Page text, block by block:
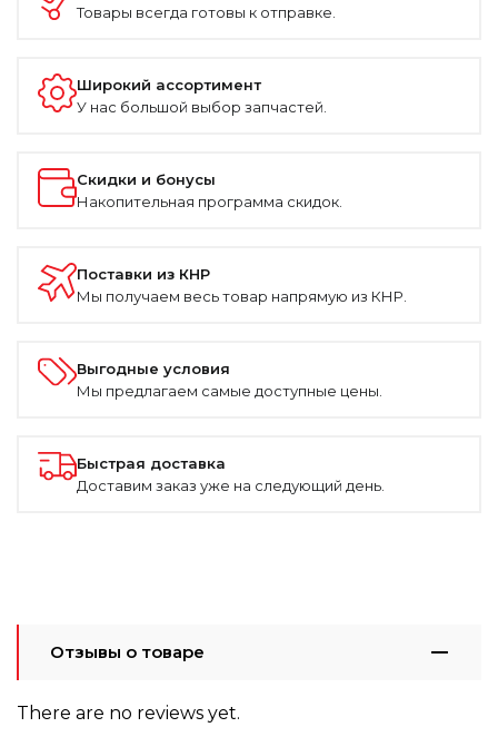
Товары всегда готовы к отправке.
Широкий ассортимент
У нас большой выбор запчастей.
Скидки и бонусы
Накопительная программа скидок.
Поставки из КНР
Мы получаем весь товар напрямую из КНР.
Выгодные условия
Мы предлагаем самые доступные цены.
Быстрая доставка
Доставим заказ уже на следующий день.
Отзывы о товаре
There are no reviews yet.